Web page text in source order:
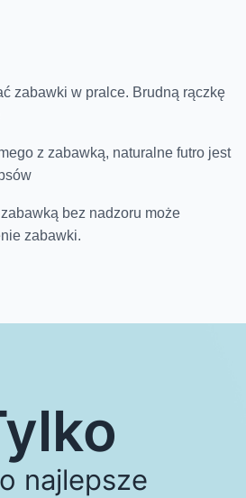
zabawki w pralce. Brudną rączkę
z zabawką, naturalne futro jest
bez nadzoru może
zabawki.
najlepsze